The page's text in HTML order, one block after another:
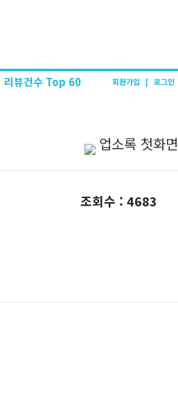
리뷰건수 Top 60 회원가입 | 로그인
업소록 첫화면
조회수 : 4683